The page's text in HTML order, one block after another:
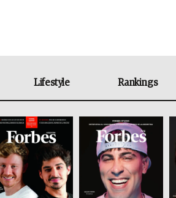
Lifestyle Rankings